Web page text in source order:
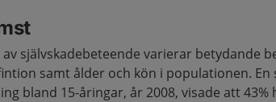
självskadebeteende varierar betydande
samt ålder och kön i populationen. En
bland 15-åringar, år 2008, visade att 43%